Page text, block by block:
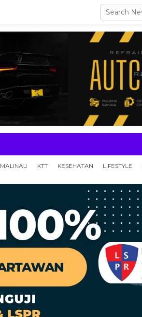
MALINAU KTT KESEHATAN LIFESTYLE